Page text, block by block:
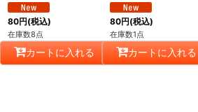
80円(税込)
在庫数8点
カートに入れる
80円(税込)
在庫数1点
カートに入れる